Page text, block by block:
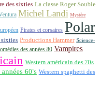
des sixties La classe Roger Soubie
Michel Landi Mystère
Pirates et corsaires Polar
sixties Productions Hammer Science-
des années 80 Vampires
Western américain des 70s
60's Western spaghetti des